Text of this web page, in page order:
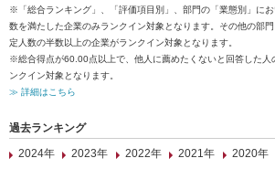
※「総合ランキング」、「評価項目別」、部門の「業態別」に
数を満たした企業のみランクイン対象となります。その他の部
定人数の半数以上の企業がランクイン対象となります。
※総合得点が60.00点以上で、他人に薦めたくないと回答した人
ンクイン対象となります。
≫ 詳細はこちら
過去ランキング
2024年
2023年 2022年 2021年 2020年